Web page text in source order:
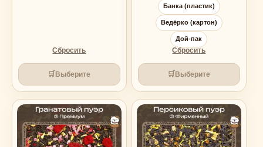
Сбросить
🛒Выберите
Банка (пластик)
Ведёрко (картон)
Дой-пак
Сбросить
🛒Выберите